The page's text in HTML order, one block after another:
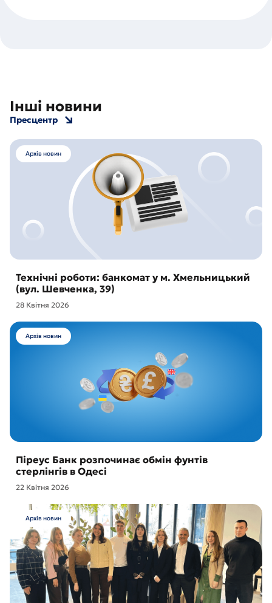
Інші новини
Пресцентр
Архів новин
Технічні роботи: банкомат у м. Хмельницький
(вул. Шевченка, 39)
28 Квітня 2026
Архів новин
Піреус Банк розпочинає обмін фунтів
стерлінгів в Одесі
22 Квітня 2026
Архів новин